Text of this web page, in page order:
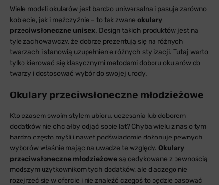
Wiele modeli okularów jest bardzo uniwersalna i pasuje zarówno
kobiecie, jak i mężczyźnie – to tak zwane okulary
przeciwsłoneczne unisex. Design takich produktów jest na
tyle zachowawczy, że dobrze prezentują się na różnych
twarzach i stanowią uzupełnienie różnych stylizacji. Tutaj warto
tylko kierować się klasycznymi metodami doboru okularów do
twarzy i dostosować wybór do swojej urody.
Okulary przeciwsłoneczne młodzieżowe
Kto czasem swoim stylem ubioru, uczesania lub doborem
dodatków nie chciałby odjąć sobie lat? Chyba wielu z nas o tym
bardzo często myśli i nawet podświadomie dokonuje pewnych
wyborów właśnie mając na uwadze te względy. Okulary
przeciwsłoneczne młodzieżowe są dedykowane z pewnością
modszym użytkownikom tych dodatków, ale dlaczego nie
rozejrzeć się w ofercie i nie znaleźć czegoś to będzie pasować